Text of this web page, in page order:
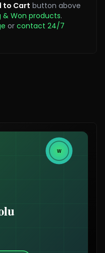
to Cart button above
& Won products.
or contact 24/7